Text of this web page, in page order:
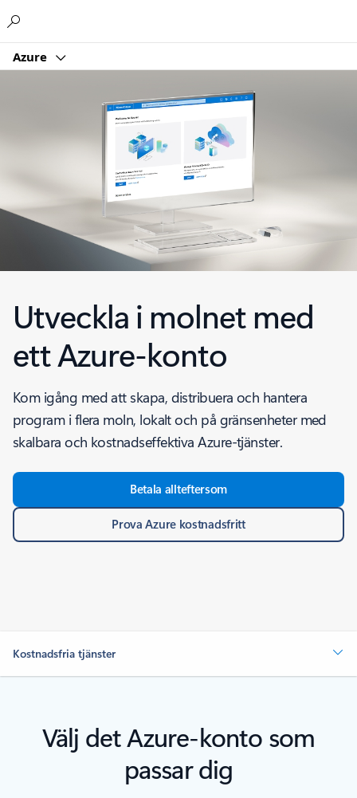
Azure
Utveckla i molnet med
ett Azure-konto
Kom igång med att skapa, distribuera och hantera
program i flera moln, lokalt och på gränsenheter med
skalbara och kostnadseffektiva Azure-tjänster.
Betala allteftersom
Prova Azure kostnadsfritt
Kostnadsfria tjänster
Välj det Azure-konto som
passar dig